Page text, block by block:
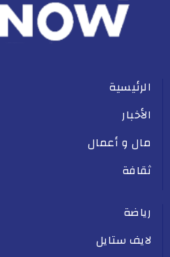
الرئيسية
الأخبار
مال و أعمال
ثقافة
رياضة
لايف ستايل